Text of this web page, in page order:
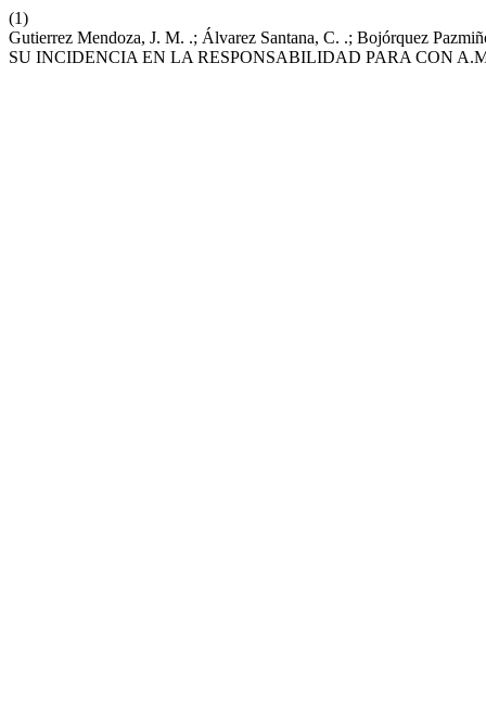
(1)
Gutierrez Mendoza, J. M. .; Álvarez Santana, C. .; Bojórquez
SU INCIDENCIA EN LA RESPONSABILIDAD PARA CON